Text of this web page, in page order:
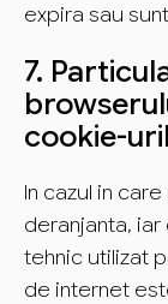
expira sau
7.
cookie-
In cazul in
deranjanta,
tehnic utilizat
de internet